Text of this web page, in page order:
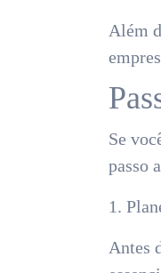
Além
Se
passo
1.
Antes